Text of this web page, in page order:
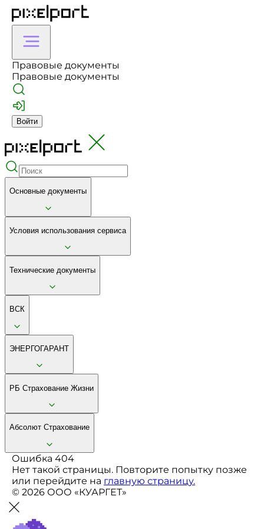
Правовые документы
Правовые документы
Войти
Основные документы
Условия использования сервиса
Технические документы
ВСК
ЭНЕРГОГАРАНТ
РБ Страхование Жизни
Абсолют Страхование
Ошибка 404
Нет такой страницы. Повторите попытку позже
или перейдите на главную страницу.
© 2026 ООО «КУАРГЕТ»